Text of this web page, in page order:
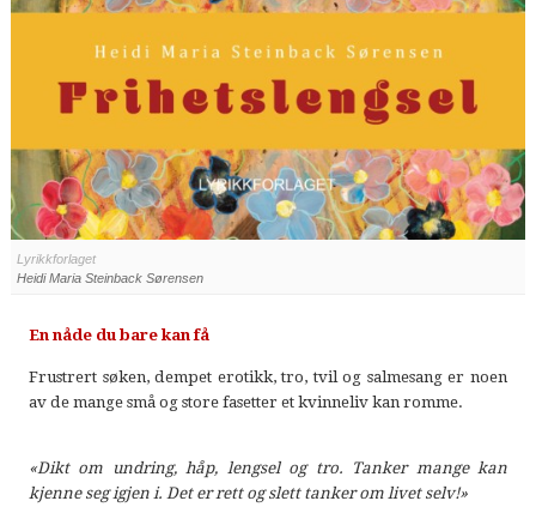
Lyrikkforlaget
Heidi Maria Steinback Sørensen
En nåde du bare kan få
Frustrert søken, dempet erotikk, tro, tvil og salmesang er noen
av de mange små og store fasetter et kvinneliv kan romme.
«Dikt om undring, håp, lengsel og tro. Tanker mange kan
kjenne seg igjen i. Det er rett og slett tanker om livet selv!»